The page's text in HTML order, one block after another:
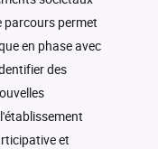
permet
en phase avec
des
et